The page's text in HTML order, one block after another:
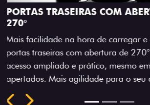
As
AMPLA ABERTURA DA
Mais versatilidade para o seu
abertura da porta lateral do
acesso à carga, otimizando
trabalho mais eficiente, onde